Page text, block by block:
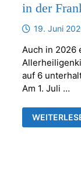
in der
19. Juni
Auch in 2026
auf 6
Am 1. Juli …
UND